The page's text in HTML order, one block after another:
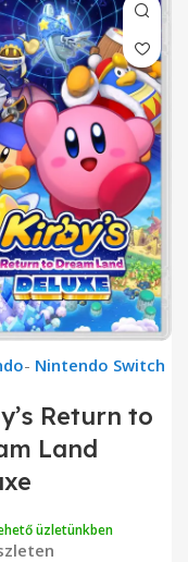
- Nintendo Switch
Return to
Land
üzletünkben